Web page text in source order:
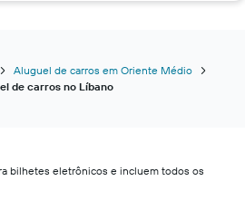
Aluguel de carros em Oriente Médio
de carros no Líbano
bilhetes eletrônicos e incluem todos os